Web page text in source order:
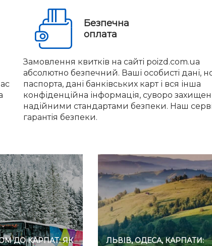
Безпечна
оплата
Замовлення квитків на сайті poizd.com.ua
абсолютно безпечний. Ваші особисті дані,
паспорта, дані банківських карт і вся інша
конфіденційна інформація, суворо
надійними стандартами безпеки. Наш
гарантія безпеки.
ДО КАРПАТ: ЯК
ЛЬВІВ, ОДЕСА, КАРПАТИ: